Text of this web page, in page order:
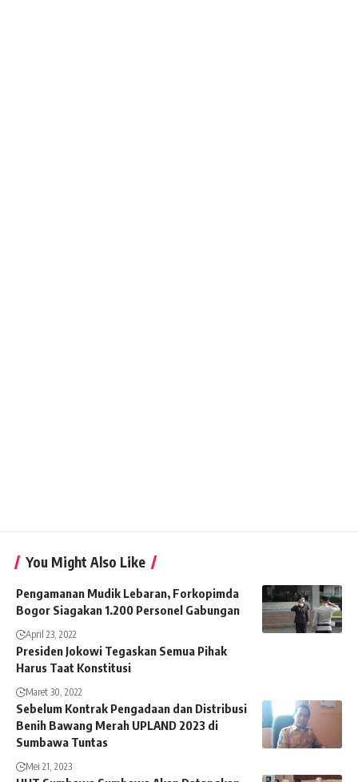
You Might Also Like
Pengamanan Mudik Lebaran, Forkopimda
Bogor Siagakan 1.200 Personel Gabungan
April 23, 2022
Presiden Jokowi Tegaskan Semua Pihak
Harus Taat Konstitusi
Maret 30, 2022
Sebelum Kontrak Pengadaan dan Distribusi
Benih Bawang Merah UPLAND 2023 di
Sumbawa Tuntas
Mei 21, 2023